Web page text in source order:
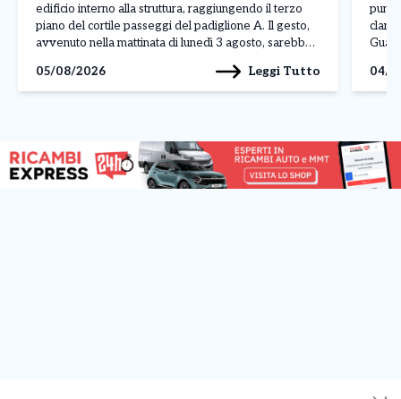
edificio interno alla struttura, raggiungendo il terzo
piano del cortile passeggi del padiglione A. Il gesto,
avvenuto nella mattinata di lunedì 3 agosto, sarebbe
ancora stati […]
05/08/2026 Leggi Tutto 04/